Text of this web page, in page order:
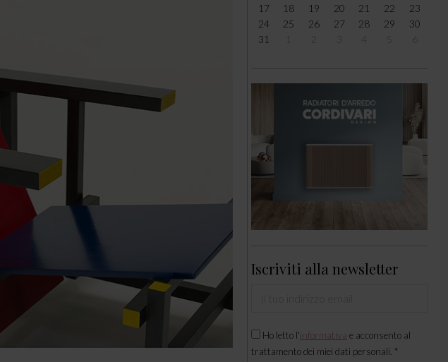
17
18 19 20 21 22
23
24
25 26 27 28 29
30
31
4
Iscriviti alla newsletter
Ho letto l'informativa e acconsento al
trattamento dei miei dati personali. *